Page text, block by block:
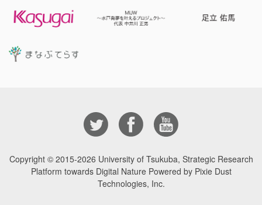
Copyright © 2015-2026 University of Tsukuba, Strategic Research
Platform towards Digital Nature Powered by Pixie Dust
Technologies, Inc.